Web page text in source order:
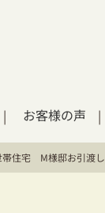
お客様の声
帯住宅 M様邸お引渡し